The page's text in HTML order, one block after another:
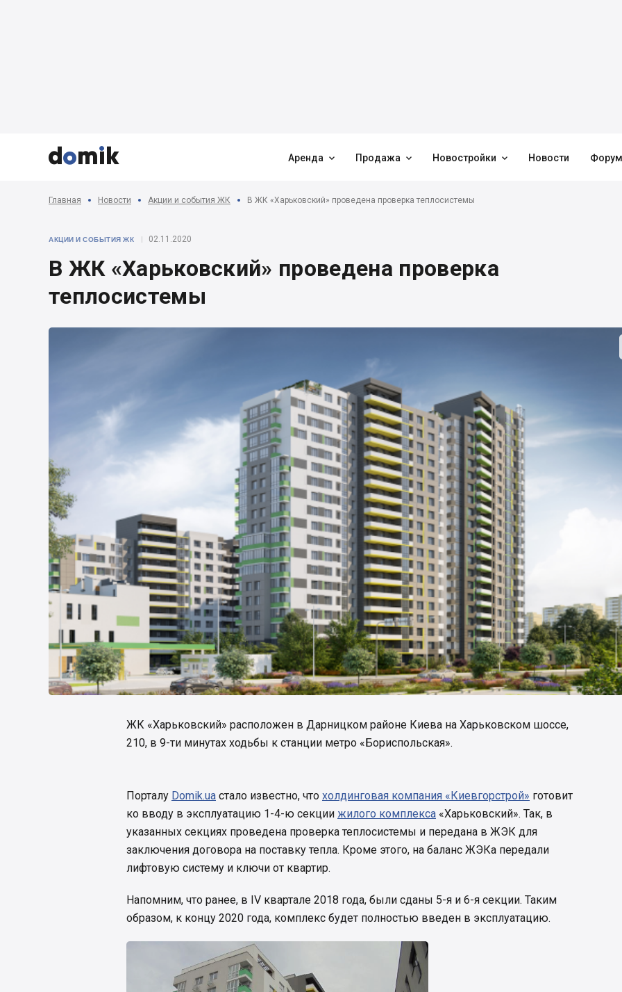


 Аренда  Продажа  Новостройки  Новости Форум
Главная Новости Акции и события ЖК В ЖК «Харьковский» проведена проверка теплосистемы
АКЦИИ И СОБЫТИЯ ЖК 02.11.2020
В ЖК «Харьковский» проведена проверка
теплосистемы
ЖК «Харьковский» расположен в Дарницком районе Киева на Харьковском шоссе,
210, в 9-ти минутах ходьбы к станции метро «Бориспольская».
Порталу Domik.ua стало известно, что холдинговая компания «Киевгорстрой» готовит
ко вводу в эксплуатацию 1-4-ю секции жилого комплекса «Харьковский». Так, в
указанных секциях проведена проверка теплосистемы и передана в ЖЭК для
заключения договора на поставку тепла. Кроме этого, на баланс ЖЭКа передали
лифтовую систему и ключи от квартир.
Напомним, что ранее, в IV квартале 2018 года, были сданы 5-я и 6-я секции. Таким
образом, к концу 2020 года, комплекс будет полностью введен в эксплуатацию.